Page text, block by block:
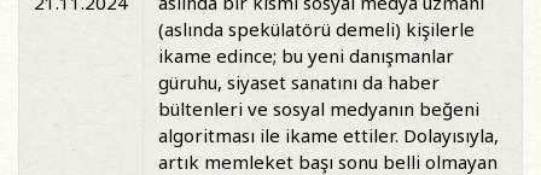
(aslında spekülatörü demeli) kişilerle
ikame edince; bu yeni danışmanlar
güruhu, siyaset sanatını da haber
bültenleri ve sosyal medyanın beğeni
algoritması ile ikame ettiler. Dolayısıyla,
artık memleket başı sonu belli olmayan